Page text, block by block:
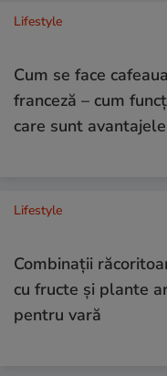
Lifestyle
Cum se face
franceză – cum
care sunt avantajele
Lifestyle
Combinaţii
cu fructe şi plante
pentru vară